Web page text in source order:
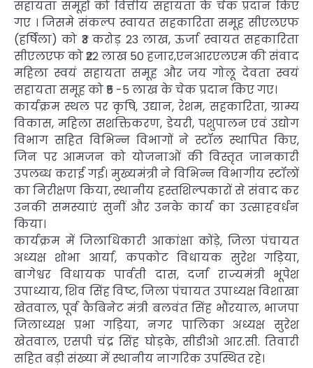
सहायता समूहों को वित्तीय सहायता के चेक प्रदान किए
गए । जिसमे संकल्प स्वायत सहकारिता समूह सीएलएफ
(हर्षिला) को ₹3 करोड़ 23 लाख, ऊर्जा स्वायत सहकारिता
सीएलएफ को ₹22 लाख 50 हजार,एनआरएलएम की संवाद
महिला स्वयं सहायता समूह और जय गोलू देवता स्वयं
सहायता समूह को ₹5 -5 लाख के चेक प्रदान किए गए।
कार्यक्रम स्थल पर कृषि, उद्यान, रेशम, सहकारिता, ग्राम्य
विकास, महिला सशक्तिकरण, डेयरी, पशुपालन एवं उद्योग
विभाग सहित विभिन्न विभागों ने स्टॉल स्थापित किए,
जिन पर आमजन को योजनाओं की विस्तृत जानकारी
उपलब्ध कराई गई। मुख्यमंत्री ने विभिन्न विभागीय स्टॉलों
का निरीक्षण किया, स्थानीय हस्तशिल्पकारों से संवाद कर
उनकी समस्याएं सुनीं और उनके कार्य का उत्साहवर्धन
किया।
कार्यक्रम में जिलाधिकारी आकांक्षा कोंड़े, जिला पंचायत
अध्यक्ष शोभा आर्या, कपकोट विधायक सुरेश गड़िया,
बागेश्वर विधायक पार्वती दास, दर्जा राज्यमंत्री भूपेश
उपाध्याय, शिव सिंह विष्ट, जिला पंचायत उपाध्यक्ष विशाखा
खेतवाल, पूर्व कैबिनेट मंत्री बलवंत सिंह भौंरयाल, भाजपा
जिलाध्यक्ष प्रभा गड़िया, नगर पालिका अध्यक्ष सुरेश
खेतवाल, एसपी चंद्र सिंह घोड़के, सीडीओ आर.सी. तिवारी
सहित बड़ी संख्या में स्थानीय नागरिक उपस्थित रहे।